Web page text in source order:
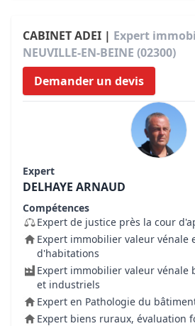
CABINET ADEI | Expert
NEUVILLE-EN-BEINE (02300)
Demander un devis
Expert
DELHAYE ARNAUD
Compétences
Expert de justice près la cour
Expert immobilier valeur vénale
d'habitations
Expert immobilier valeur vénale
et industriels
Expert en Pathologie du
Expert biens ruraux, évaluation